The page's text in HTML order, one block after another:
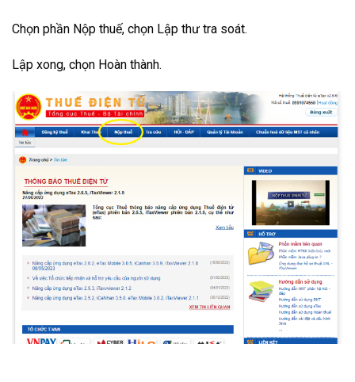
Chọn phần Nộp thuế, chọn Lập thư tra soát.
Lập xong, chọn Hoàn thành.